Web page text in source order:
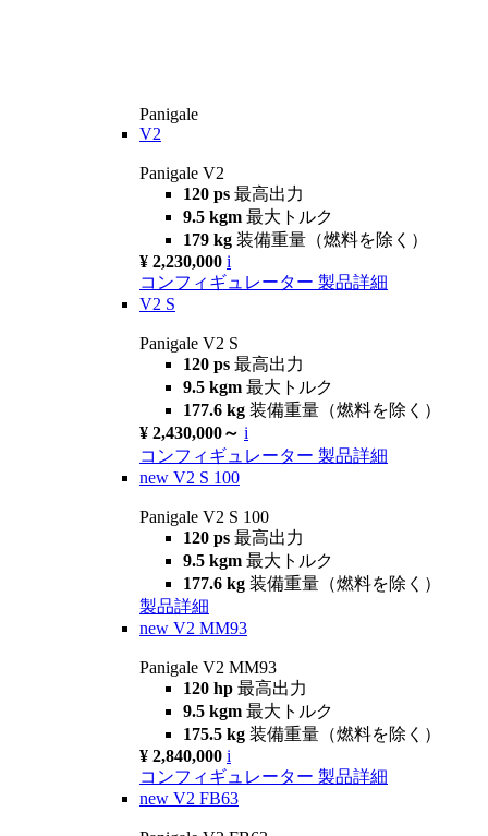
Panigale
V2
Panigale V2
120 ps 最高出力
9.5 kgm 最大トルク
179 kg 装備重量（燃料を除く）
¥ 2,230,000 i
コンフィギュレーター 製品詳細
V2 S
Panigale V2 S
120 ps 最高出力
9.5 kgm 最大トルク
177.6 kg 装備重量（燃料を除く）
¥ 2,430,000～ i
コンフィギュレーター 製品詳細
new V2 S 100
Panigale V2 S 100
120 ps 最高出力
9.5 kgm 最大トルク
177.6 kg 装備重量（燃料を除く）
製品詳細
new V2 MM93
Panigale V2 MM93
120 hp 最高出力
9.5 kgm 最大トルク
175.5 kg 装備重量（燃料を除く）
¥ 2,840,000 i
コンフィギュレーター 製品詳細
new V2 FB63